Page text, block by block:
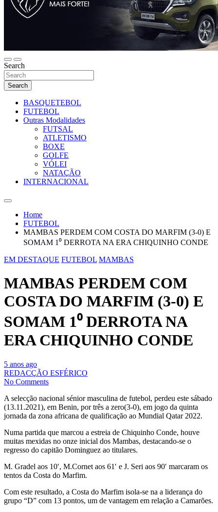
Search
Search
BASQUETEBOL
FUTEBOL
Outras Modalidades
FUTSAL
ATLETISMO
BOXE
GOLFE
VÓLEI
NATAÇÃO
INTERNACIONAL
Home
FUTEBOL
MAMBAS PERDEM COM COSTA DO MARFIM (3-0) E
SOMAM 1⁰ DERROTA NA ERA CHIQUINHO CONDE
EM DESTAQUE FUTEBOL MAMBAS
MAMBAS PERDEM COM
COSTA DO MARFIM (3-0) E
SOMAM 1⁰ DERROTA NA
ERA CHIQUINHO CONDE
5 anos ago
REDACÇÃO ESFÉRICO
No Comments
A selecção nacional sénior masculina de futebol, perdeu este sábado
(13.11.2021), em Benin, por três a zero(3-0), em jogo da quinta
jornada da zona africana de qualificação ao Mundial Qatar 2022.
Numa partida que marcou a estreia de Chiquinho Conde, houve
muitas mexidas no onze inicial dos Mambas, destacando-se o
regresso do capitão Dominguez ao titulares.
M. Gradel aos 10′, M.Cornet aos 61′ e J. Seri aos 90′ marcaram os
tentos da Costa do Marfim.
Com este resultado, a Costa do Marfim isola-se na a liderança do
grupo “D” com 13 pontos, um de vantagem em relação a Camarões.